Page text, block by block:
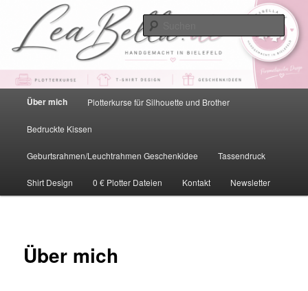
primären
springenLeaBella.de – Handgemacht in
Bielefeld
HauptmenüÜber mich Plotterkurse für Silhouette und Brother
Bedruckte Kissen
Geburtsrahmen/Leuchtrahmen Geschenkidee Tassendruck
Shirt Design 0 € Plotter Dateien Kontakt Newsletter
Über mich